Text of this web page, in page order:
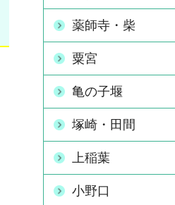
薬師寺・柴
粟宮
亀の子堰
塚崎・田間
上稲葉
小野口